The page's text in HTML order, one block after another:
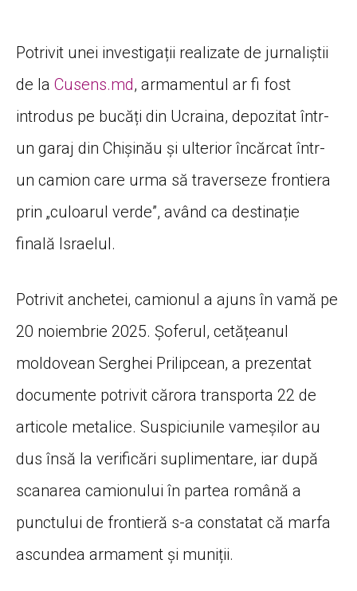
Potrivit unei investigații realizate de jurnaliștii
de la Cusens.md, armamentul ar fi fost
introdus pe bucăți din Ucraina, depozitat într-
un garaj din Chișinău și ulterior încărcat într-
un camion care urma să traverseze frontiera
prin „culoarul verde”, având ca destinație
finală Israelul.
Potrivit anchetei, camionul a ajuns în vamă pe
20 noiembrie 2025. Șoferul, cetățeanul
moldovean Serghei Prilipcean, a prezentat
documente potrivit cărora transporta 22 de
articole metalice. Suspiciunile vameșilor au
dus însă la verificări suplimentare, iar după
scanarea camionului în partea română a
punctului de frontieră s-a constatat că marfa
ascundea armament și muniții.